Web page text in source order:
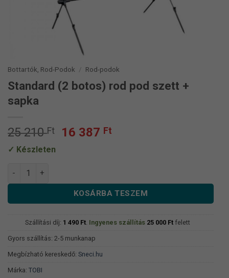
Bottartók, Rod-Podok / Rod-podok
Standard (2 botos) rod pod szett +
sapka
25 210Ft
Original
210 Ft.
16 387 Ft
387 Ft.
Készleten
Standard (2 botos) rod pod szett + sapka mennyiség
KOSÁRBA TESZEM
Szállítási díj: 1 490 Ft. Ingyenes szállítás 25 000 Ftfelett
Gyors szállítás: 2-5 munkanap
Megbízható kereskedő: Sneci.hu
Márka: TOBI